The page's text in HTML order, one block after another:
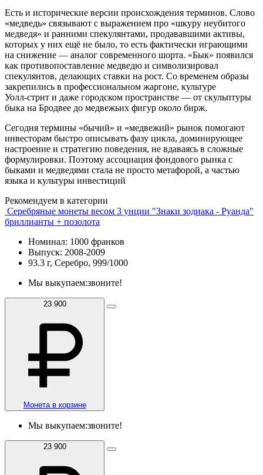
Есть и исторические версии происхождения терминов. Слово
«медведь» связывают с выражением про «шкуру неубитого
медведя» и ранними спекулянтами, продававшими активы,
которых у них ещё не было, то есть фактически играющими
на снижение — аналог современного шорта. «Бык» появился
как противопоставление медведю и символизировал
спекулянтов, делающих ставки на рост. Со временем образы
закрепились в профессиональном жаргоне, культуре
Уолл‑стрит и даже городском пространстве — от скульптуры
быка на Бродвее до медвежьих фигур около бирж.
Сегодня термины «бычий» и «медвежий» рынок помогают
инвесторам быстро описывать фазу цикла, доминирующее
настроение и стратегию поведения, не вдаваясь в сложные
формулировки. Поэтому ассоциация фондового рынка с
быками и медведями стала не просто метафорой, а частью
языка и культуры инвестиций
Рекомендуем в категории
Серебряные монеты весом 3 унции "Знаки зодиака - Руанда"
бриллианты + позолота
Номинал: 1000 франков
Выпуск: 2008-2009
93.3 г, Серебро, 999/1000
Мы выкупаем:звоните!
23 900
Монета в корзине
Мы выкупаем:звоните!
23 900